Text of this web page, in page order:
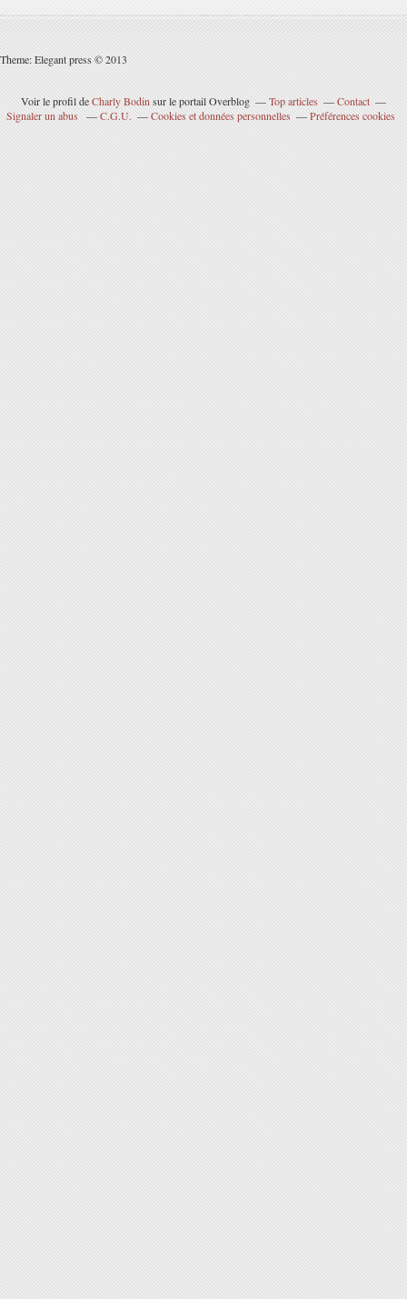
Theme: Elegant press © 2013
Voir le profil deCharly Bodinsur le portail Overblog Top articles
Contact
Signaler un abus
C.G.U. Cookies et données personnelles Préférences cookies